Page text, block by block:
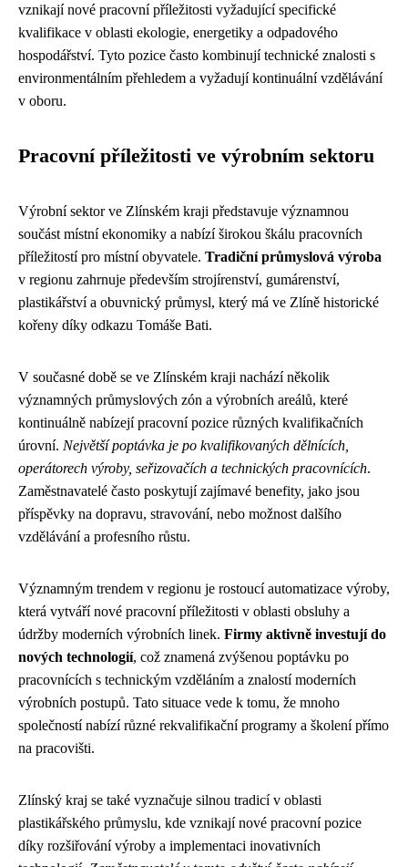
vznikají nové pracovní příležitosti vyžadující specifické
kvalifikace v oblasti ekologie, energetiky a odpadového
hospodářství. Tyto pozice často kombinují technické znalosti s
environmentálním přehledem a vyžadují kontinuální vzdělávání
v oboru.
Pracovní příležitosti ve výrobním sektoru
Výrobní sektor ve Zlínském kraji představuje významnou
součást místní ekonomiky a nabízí širokou škálu pracovních
příležitostí pro místní obyvatele. Tradiční průmyslová výroba
v regionu zahrnuje především strojírenství, gumárenství,
plastikářství a obuvnický průmysl, který má ve Zlíně historické
kořeny díky odkazu Tomáše Bati.
V současné době se ve Zlínském kraji nachází několik
významných průmyslových zón a výrobních areálů, které
kontinuálně nabízejí pracovní pozice různých kvalifikačních
úrovní. Největší poptávka je po kvalifikovaných dělnících,
operátorech výroby, seřizovačích a technických pracovnících.
Zaměstnavatelé často poskytují zajímavé benefity, jako jsou
příspěvky na dopravu, stravování, nebo možnost dalšího
vzdělávání a profesního růstu.
Významným trendem v regionu je rostoucí automatizace výroby,
která vytváří nové pracovní příležitosti v oblasti obsluhy a
údržby moderních výrobních linek. Firmy aktivně investují do
nových technologií, což znamená zvýšenou poptávku po
pracovnících s technickým vzděláním a znalostí moderních
výrobních postupů. Tato situace vede k tomu, že mnoho
společností nabízí různé rekvalifikační programy a školení přímo
na pracovišti.
Zlínský kraj se také vyznačuje silnou tradicí v oblasti
plastikářského průmyslu, kde vznikají nové pracovní pozice
díky rozšiřování výroby a implementaci inovativních